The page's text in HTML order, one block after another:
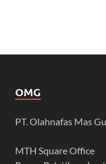
OMG
PT. Olahnafas Mas
MTH Square Office